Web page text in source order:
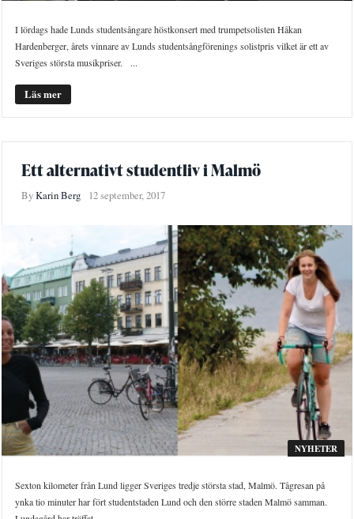
I lördags hade Lunds studentsångare höstkonsert med trumpetsolisten Håkan
Hardenberger, årets vinnare av Lunds studentsångförenings solistpris vilket är ett av
Sveriges största musikpriser. ...
Läs mer
Ett alternativt studentliv i Malmö
ByKarin Berg 12 september, 2017
NYHETER
Sexton kilometer från Lund ligger Sveriges tredje största stad, Malmö. Tågresan på
ynka tio minuter har fört studentstaden Lund och den större staden Malmö samman.